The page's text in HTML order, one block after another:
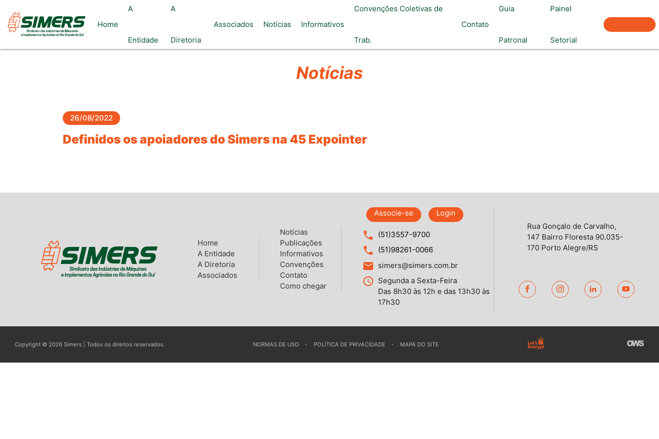
Home
A
Entidade
A
Diretoria
Associados Notícias Informativos
Convenções Coletivas de
Trab.
Contato
Guia
Patronal
Painel
Setorial
Notícias
26/08/2022
Definidos os apoiadores do Simers na 45 Expointer
Home
A Entidade
A Diretoria
Associados
Notícias
Publicações
Informativos
Convenções
Contato
Como chegar
Associe-se Login
local_phone (51)3557-9700
local_phone (51)98261-0066
email simers@simers.com.br
query_builder Segunda a Sexta-Feira
Das 8h30 às 12h e das 13h30 às
17h30
Rua Gonçalo de Carvalho,
147 Bairro Floresta 90.035-
170 Porto Alegre/RS
Copyright © 2026 Simers | Todos os direitos reservados. NORMAS DE USO POLÍTICA DE PRIVACIDADE MAPA DO SITE